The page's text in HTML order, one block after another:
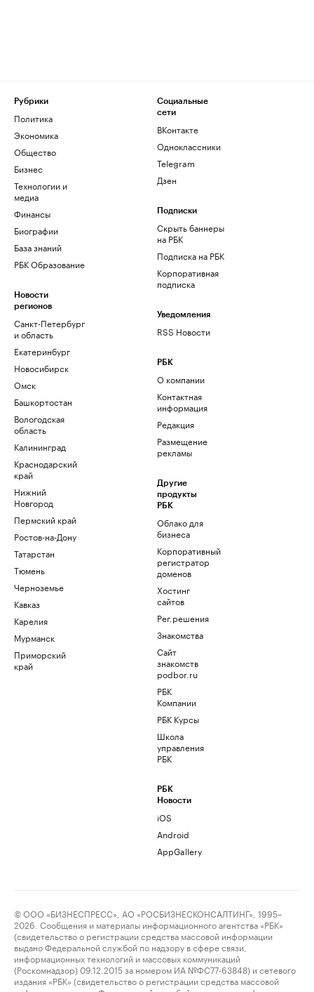
Рубрики
Политика
Экономика
Общество
Бизнес
Технологии и
медиа
Финансы
Биографии
База знаний
РБК Образование
Новости
регионов
Санкт-Петербург
и область
Екатеринбург
Новосибирск
Омск
Башкортостан
Вологодская
область
Калининград
Краснодарский
край
Нижний
Новгород
Пермский край
Ростов-на-Дону
Татарстан
Тюмень
Черноземье
Кавказ
Карелия
Мурманск
Приморский
край
Социальные
сети
ВКонтакте
Одноклассники
Telegram
Дзен
Подписки
Скрыть баннеры
на РБК
Подписка на РБК
Корпоративная
подписка
Уведомления
RSS Новости
РБК
О компании
Контактная
информация
Редакция
Размещение
рекламы
Другие
продукты
РБК
Облако для
бизнеса
Корпоративный
регистратор
доменов
Хостинг
сайтов
Рег.решения
Знакомства
Сайт
знакомств
podbor.ru
РБК
Компании
РБК Курсы
Школа
управления
РБК
РБК
Новости
iOS
Android
AppGallery
© ООО «БИЗНЕСПРЕСС», АО «РОСБИЗНЕСКОНСАЛТИНГ», 1995–
2026. Сообщения и материалы информационного агентства «РБК»
(свидетельство о регистрации средства массовой информации
выдано Федеральной службой по надзору в сфере связи,
информационных технологий и массовых коммуникаций
(Роскомнадзор) 09.12.2015 за номером ИА №ФС77-63848) и сетевого
издания «РБК» (свидетельство о регистрации средства массовой